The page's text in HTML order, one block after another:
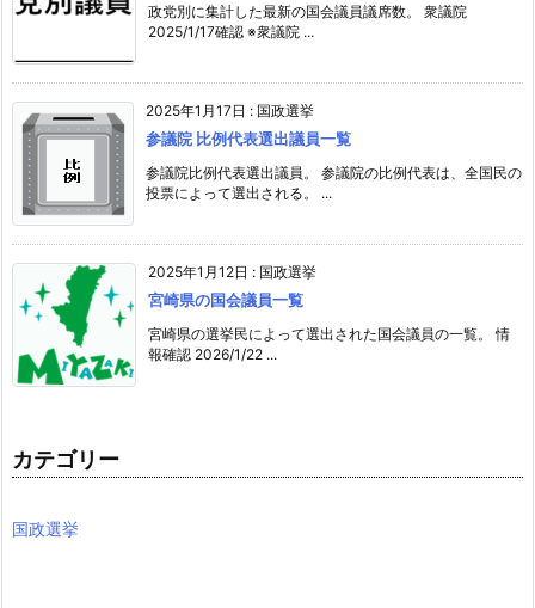
政党別に集計した最新の国会議員議席数。 衆議院
2025/1/17確認 ※衆議院 ...
2025年1月17日 : 国政選挙
参議院 比例代表選出議員一覧
参議院比例代表選出議員。 参議院の比例代表は、全国民の
投票によって選出される。 ...
2025年1月12日 : 国政選挙
宮崎県の国会議員一覧
宮崎県の選挙民によって選出された国会議員の一覧。 情
報確認 2026/1/22 ...
カテゴリー
国政選挙